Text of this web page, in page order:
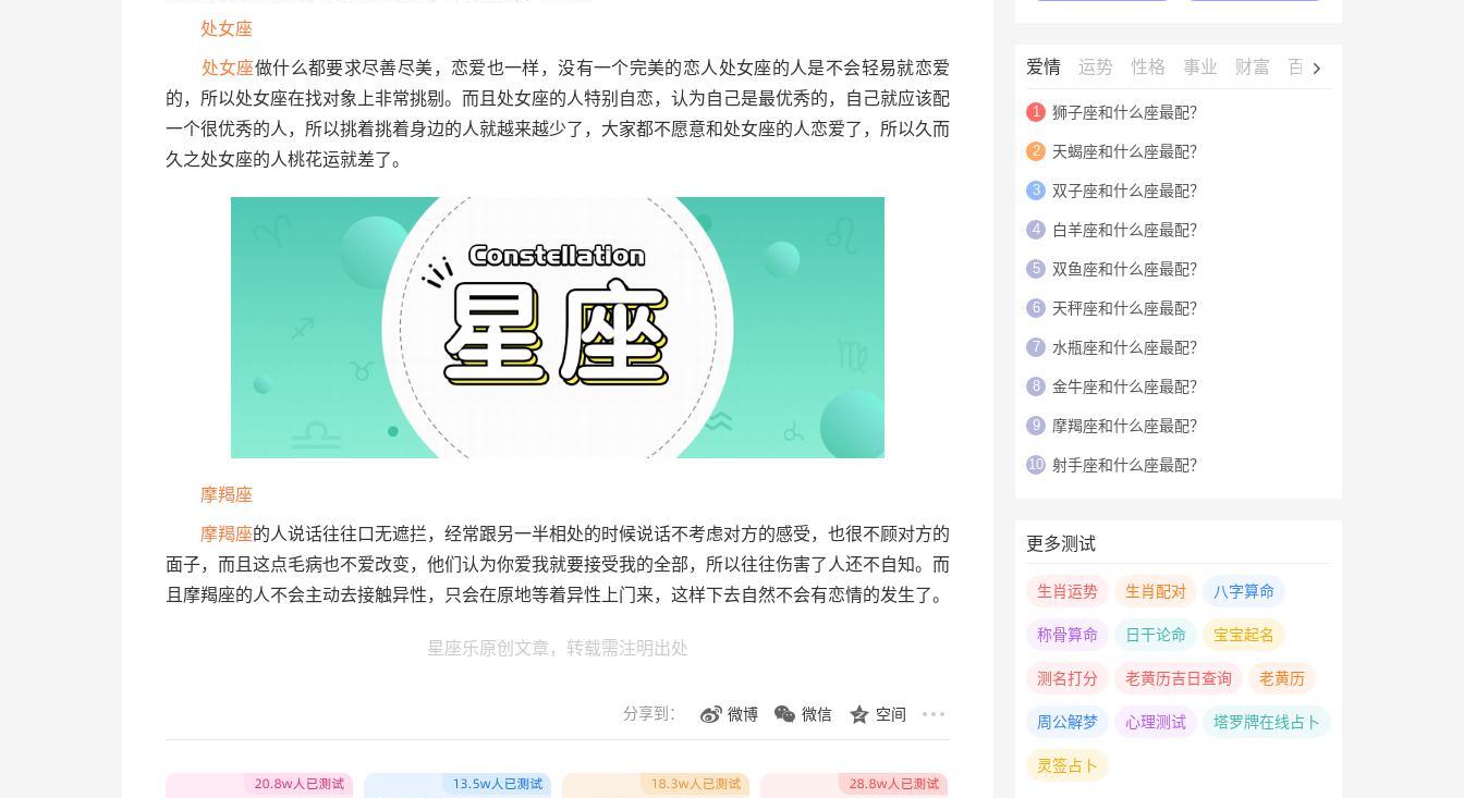
处女座
处女座做什么都要求尽善尽美，恋爱也一样，没有一个完美的恋人处女座的人是不会轻易就恋爱
的，所以处女座在找对象上非常挑剔。而且处女座的人特别自恋，认为自己是最优秀的，自己就应该配
一个很优秀的人，所以挑着挑着身边的人就越来越少了，大家都不愿意和处女座的人恋爱了，所以久而
久之处女座的人桃花运就差了。
摩羯座
摩羯座的人说话往往口无遮拦，经常跟另一半相处的时候说话不考虑对方的感受，也很不顾对方的
面子，而且这点毛病也不爱改变，他们认为你爱我就要接受我的全部，所以往往伤害了人还不自知。而
且摩羯座的人不会主动去接触异性，只会在原地等着异性上门来，这样下去自然不会有恋情的发生了。
星座乐原创文章，转载需注明出处
分享到： 微博 微信 空间
爱情 运势 性格 事业 财富 百科
1 狮子座和什么座最配？
2 天蝎座和什么座最配？
3 双子座和什么座最配？
4 白羊座和什么座最配？
5 双鱼座和什么座最配？
6 天秤座和什么座最配？
7 水瓶座和什么座最配？
8 金牛座和什么座最配？
9 摩羯座和什么座最配？
10 射手座和什么座最配？
更多测试
生肖运势 生肖配对 八字算命
称骨算命 日干论命 宝宝起名
测名打分 老黄历吉日查询 老黄历
周公解梦 心理测试 塔罗牌在线占卜
灵签占卜